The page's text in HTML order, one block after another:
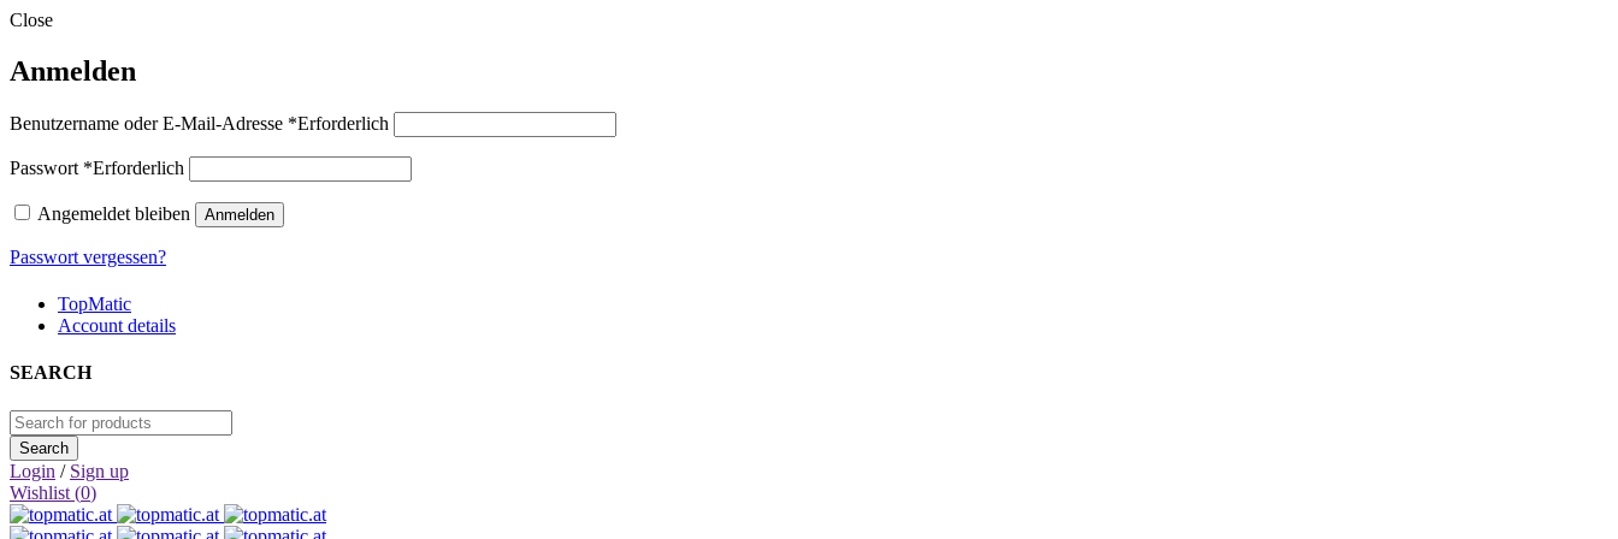
Close
Anmelden
Benutzername oder E-Mail-Adresse *Erforderlich
Passwort *Erforderlich
Angemeldet bleiben Anmelden
Passwort vergessen?
TopMatic
Account details
SEARCH
Login / Sign up
Wishlist (0)